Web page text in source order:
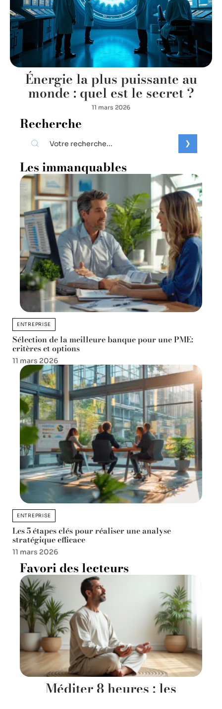
Énergie la plus puissante au
monde : quel est le secret ?
11 mars 2026
Recherche
Les immanquables
ENTREPRISE
Sélection de la meilleure banque pour une PME:
critères et options
11 mars 2026
ENTREPRISE
Les 5 étapes clés pour réaliser une analyse
stratégique efficace
11 mars 2026
Favori des lecteurs
Méditer 8 heures : les